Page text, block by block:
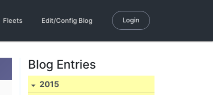
Fleets Edit/Config Blog Login
Blog Entries
2015